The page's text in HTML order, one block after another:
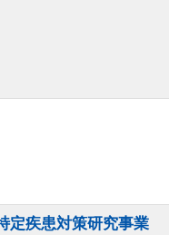
定疾患対策研究事業